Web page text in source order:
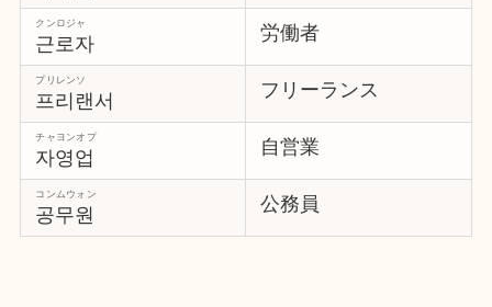
근로자
クンロジャ 労働者
프리랜서
プリレンソ フリーランス
자영업
チャヨンオプ 自営業
공무원
コンムウォン 公務員